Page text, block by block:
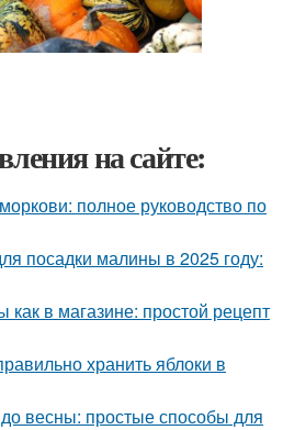
на сайте:
полное руководство по
посадки малины в 2025 году:
в магазине: простой рецепт
хранить яблоки в
до весны: простые способы для